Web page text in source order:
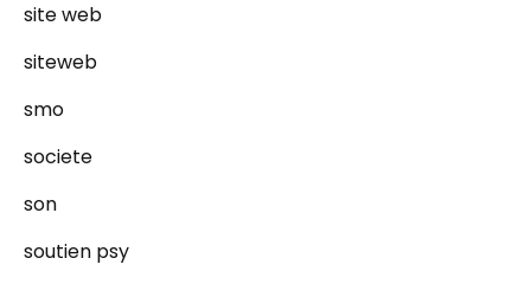
site web
siteweb
smo
societe
son
soutien psy